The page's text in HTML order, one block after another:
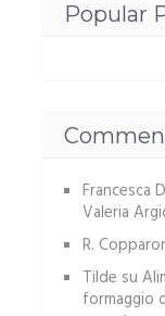
Popular
Francesca
Valeria
R.
Tilde su
formaggio